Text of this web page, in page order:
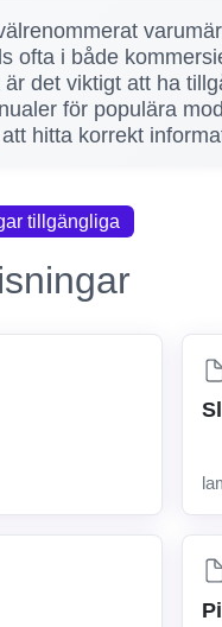
ofta i både
det viktigt att ha
för populära
hitta korrekt
tillgängliga